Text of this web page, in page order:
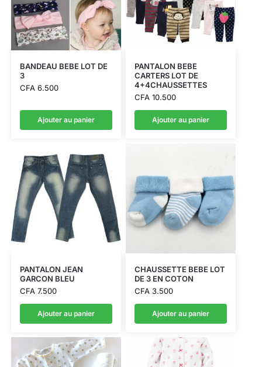
BANDEAU BEBE LOT DE
3
CFA6.500
Ajouter au panier
PANTALON BEBE
CARTERS LOT DE
4+4CHAUSSETTES
CFA10.500
Ajouter au panier
PANTALON JEAN
GARCON BLEU
CFA7.500
Ajouter au panier
CHAUSSETTE BEBE LOT
DE 3 EN COTON
CFA3.500
Ajouter au panier